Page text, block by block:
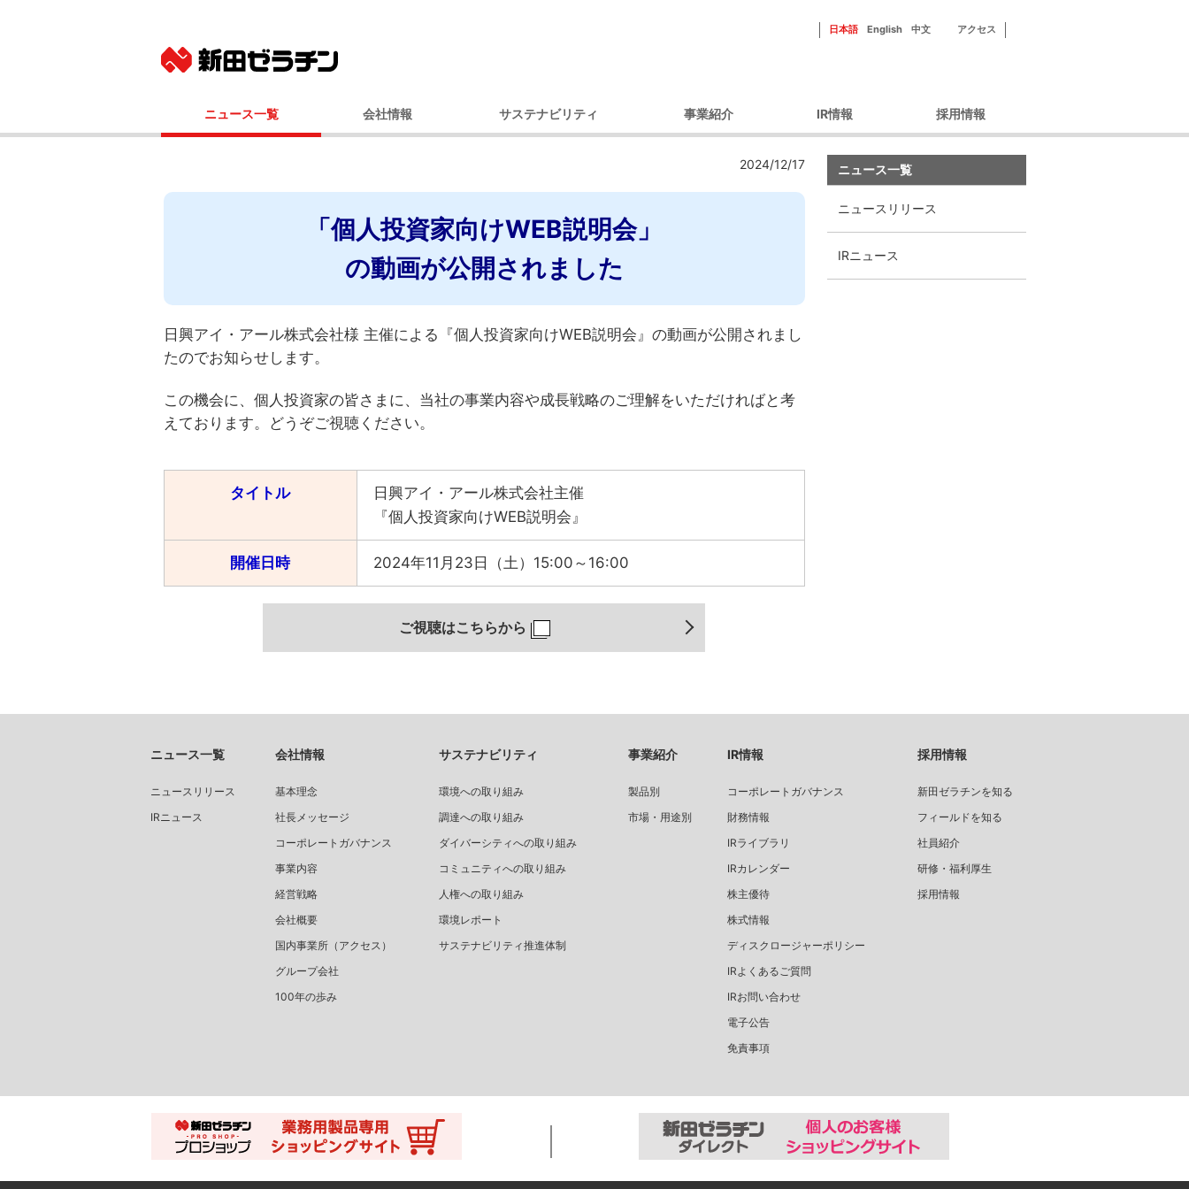
ニュース一覧
ニュースリリース
IRニュース
2024/12/17
「個人投資家向けWEB説明会」
の動画が公開されました
日興アイ・アール株式会社様 主催による『個人投資家向けWEB説明会』の動画が公開されまし
たのでお知らせします。
この機会に、個人投資家の皆さまに、当社の事業内容や成長戦略のご理解をいただければと考
えております。どうぞご視聴ください。
タイトル
日興アイ・アール株式会社主催
『個人投資家向けWEB説明会』
開催日時 2024年11月23日（土）15:00～16:00
ご視聴はこちらから
ニュース一覧 会社情報
事業内容
経営戦略
会社概要
国内事業所（アクセス）
グループ会社
サステナビリティ
コミュニティへの取り組み
環境レポート
サステナビリティ推進体制
事業紹介 IR情報
IRライブラリ
採用情報
日本語 English 中文 アクセス
ニュース一覧
ニュースリリース
IRニュース
会社情報
基本理念
社長メッセージ
コーポレートガバナンス
事業内容
経営戦略
会社概要
国内事業所（アクセス）
グループ会社
100年の歩み
サステナビリティ
環境への取り組み
調達への取り組み
ダイバーシティへの取り組み
コミュニティへの取り組み
人権への取り組み
環境レポート
サステナビリティ推進体制
事業紹介
製品別
市場・用途別
IR情報
コーポレートガバナンス
財務情報
IRライブラリ
IRカレンダー
株主優待
株式情報
ディスクロージャーポリシー
IRよくあるご質問
IRお問い合わせ
電子公告
免責事項
採用情報
新田ゼラチンを知る
フィールドを知る
社員紹介
研修・福利厚生
採用情報